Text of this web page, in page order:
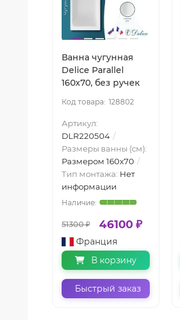
Ванна чугунная
Delice Parallel
160х70, без ручек
128802
Артикул:
DLR220504
Размеры ванны (см):
Размером 160x70
Тип монтажа: Нет
информации
51300 ₽ 46100 ₽
Франция
В корзину
Быстрый заказ